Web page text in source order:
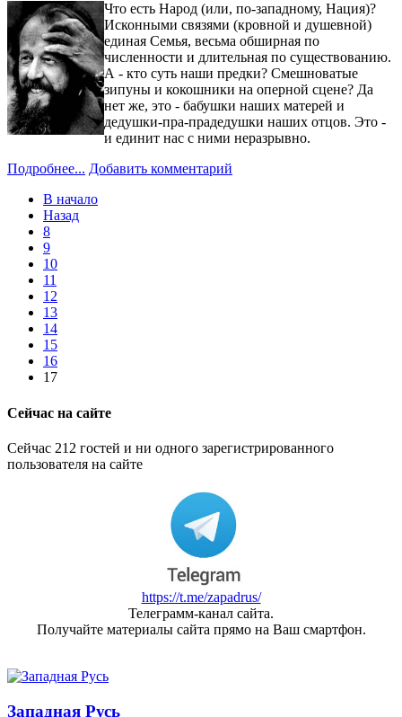
Что есть Народ (или, по-западному, Нация)?
Исконными связями (кровной и душевной)
единая Семья, весьма обширная по
численности и длительная по существованию.
А - кто суть наши предки? Смешноватые
зипуны и кокошники на оперной сцене? Да
нет же, это - бабушки наших матерей и
дедушки-пра-прадедушки наших отцов. Это -
и единит нас с ними неразрывно.
Подробнее... Добавить комментарий
В начало
Назад
8
9
10
11
12
13
14
15
16
17
Сейчас на сайте
Сейчас 212 гостей и ни одного зарегистрированного
пользователя на сайте
https://t.me/zapadrus/
Телеграмм-канал сайта.
Получайте материалы сайта прямо на Ваш смартфон.
Западная Русь